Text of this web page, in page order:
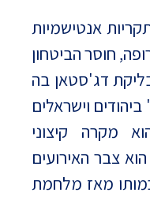
אנטישמיות
חוסר הביטחון
דג'סטאן בה
וישראלים
מקרה קיצוני
צבר האירועים
מאז מלחמת